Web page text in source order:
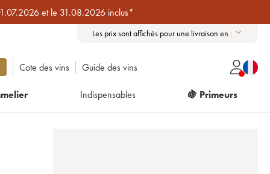
et le 31.08.2026 inclus*
Les prix sont affichés pour une livraison en :
Cote des vins Guide des vins
Indispensables 🍇 Primeurs